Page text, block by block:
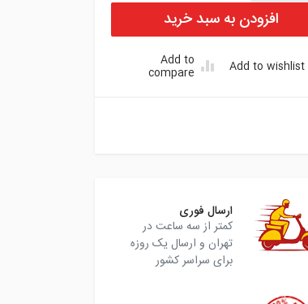
افزودن به سبد خرید
Add to wishlist
Add to
compare
ارسال فوری
کمتر از سه ساعت در
تهران و ارسال یک روزه
برای سراسر کشور